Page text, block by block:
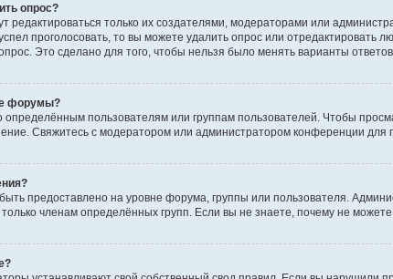
опрос?
редактироваться только их создателями, модераторами или
проголосовать, то вы можете удалить опрос или
Это сделано для того, чтобы нельзя было менять варианты
форумы?
пользователям или группам пользователей. Чтобы
Свяжитесь с модератором или администратором конференции для
предоставлено на уровне форума, группы или пользователя.
членам определённых групп. Если вы не знаете, почему не